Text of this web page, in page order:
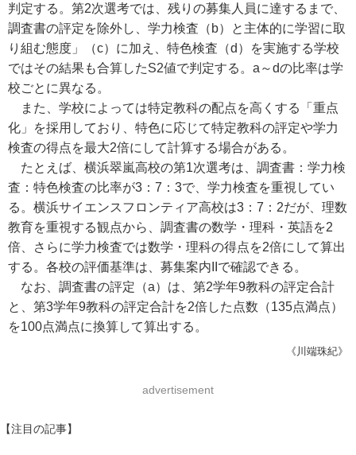
判定する。第2次選考では、残りの募集人員に達するまで、
調査書の評定を除外し、学力検査（b）と主体的に学習に取
り組む態度」（c）に加え、特色検査（d）を実施する学校
ではその結果も合算したS2値で判定する。a～dの比率は学
校ごとに異なる。
また、学校によっては特定教科の配点を高くする「重点
化」を採用しており、特色に応じて特定教科の評定や学力
検査の得点を最大2倍にして計算する場合がある。
たとえば、横浜翠嵐高校の第1次選考は、調査書：学力検
査：特色検査の比率が3：7：3で、学力検査を重視してい
る。横浜サイエンスフロンティア高校は3：7：2だが、理数
教育を重視する観点から、調査書の数学・理科・英語を2
倍、さらに学力検査では数学・理科の得点を2倍にして算出
する。各校の評価基準は、募集案内IIで確認できる。
なお、調査書の評定（a）は、第2学年9教科の評定合計
と、第3学年9教科の評定合計を2倍した点数（135点満点）
を100点満点に換算して算出する。
《川端珠紀》
advertisement
【注目の記事】